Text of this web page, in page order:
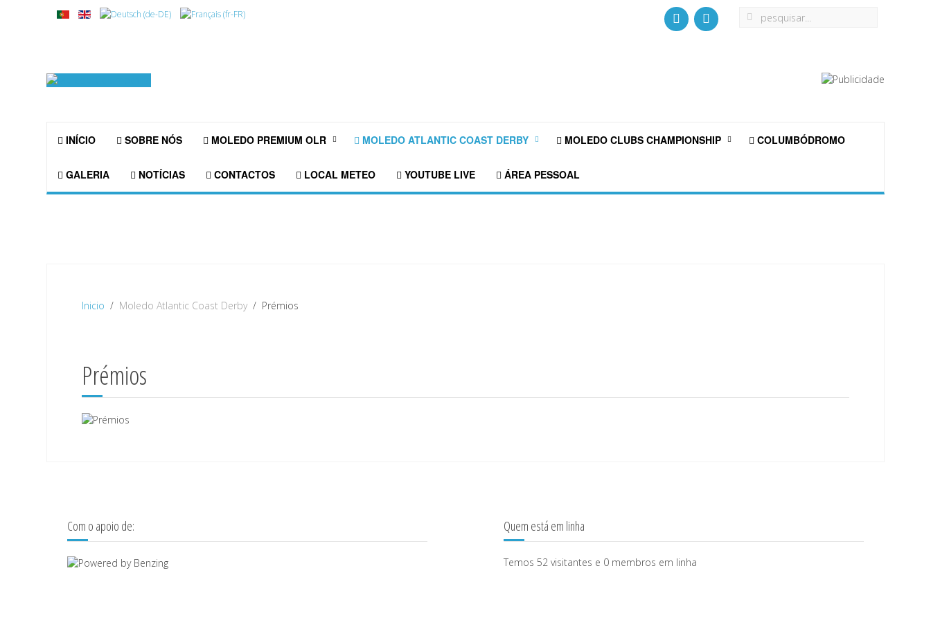
INÍCIO SOBRE NÓS MOLEDO PREMIUM OLR MOLEDO ATLANTIC COAST DERBY MOLEDO CLUBS CHAMPIONSHIP COLUMBÓDROMO
GALERIA NOTÍCIAS CONTACTOS LOCAL METEO YOUTUBE LIVE ÁREA PESSOAL
Inicio Moledo Atlantic Coast Derby Prémios
Prémios
Com o apoio de: Quem está em linha
Temos 52 visitantes e 0 membros em linha